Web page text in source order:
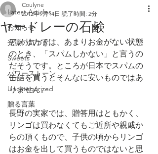
Latest Articles
お知らせ
光凛の気づき
Sweets
パワーストーン
Uncategorized
贈る言葉
ヤードレーの石鹸
Coulyne
2012年9月14日 読了時間: 2分
アメリカでは、あまりお金がない状態
のとき、「スパムしかない」と言うの
だそうです。ところが日本でスパムの
缶詰を買うとそんなに安いものではあ
りません。
長野の実家では、贈答用はともかく、
リンゴは買わなくてもご近所や親戚か
らの頂くもので、子供の頃からリンゴ
はお金を出して買うものではないと思